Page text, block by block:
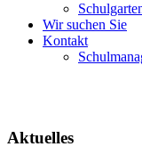
Wir suchen Sie
Kontakt
Aktuelles